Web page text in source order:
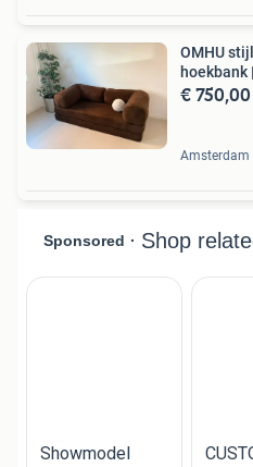
OMHU
hoekbank
€ 750,00
Amsterdam